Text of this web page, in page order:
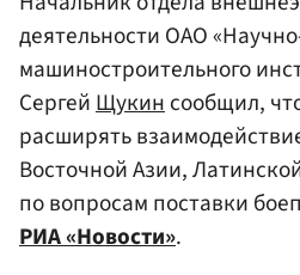
деятельности ОАО
машиностроительного
СергейЩукинсообщил,
расширять
Восточной Азии,
по вопросам поставки
РИА «Новости».